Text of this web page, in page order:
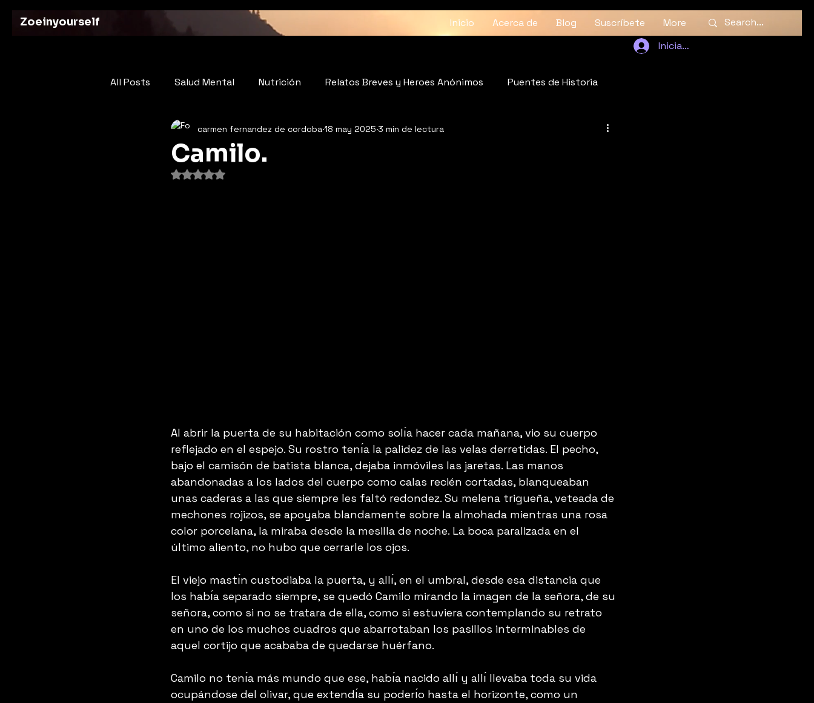
Zoeinyourself Inicio Acerca de Blog Suscríbete
More
Iniciar sesión
All Posts Salud Mental Nutrición Relatos Breves y Heroes Anónimos Puentes de Historia
Tus Aportes Poesia: El Latido del Alma Fundaciones Bienestar
Camilo.
carmen fernandez de cordoba 18 may 2025 3 min de lectura
Obtuvo NaN de 5 estrellas.
Al abrir la puerta de su habitación como solı́a hacer cada mañana, vio su cuerpo
reflejado en el espejo. Su rostro tenı́a la palidez de las velas derretidas. El pecho,
bajo el camisón de batista blanca, dejaba inmóviles las jaretas. Las manos
abandonadas a los lados del cuerpo como calas recién cortadas, blanqueaban
unas caderas a las que siempre les faltó redondez. Su melena trigueña, veteada de
mechones rojizos, se apoyaba blandamente sobre la almohada mientras una rosa
color porcelana, la miraba desde la mesilla de noche. La boca paralizada en el
último aliento, no hubo que cerrarle los ojos.
El viejo mastı́n custodiaba la puerta, y allı́, en el umbral, desde esa distancia que
los habı́a separado siempre, se quedó Camilo mirando la imagen de la señora, de su
señora, como si no se tratara de ella, como si estuviera contemplando su retrato
en uno de los muchos cuadros que abarrotaban los pasillos interminables de
aquel cortijo que acababa de quedarse huérfano.
Camilo no tenı́a más mundo que ese, habı́a nacido allı́ y allı́ llevaba toda su vida
ocupándose del olivar, que extendı́a su poderı́o hasta el horizonte, como un